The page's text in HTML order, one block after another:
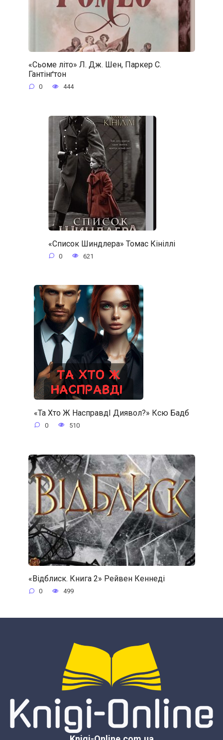
«Сьоме літо» Л. Дж. Шен, Паркер С.
Гантінґтон
0 444
«Список Шиндлера» Томас Кініллі
0 621
«Та Хто Ж НасправдІ Диявол?» Ксю Бадб
0 510
«Відблиск. Книга 2» Рейвен Кеннеді
0 499